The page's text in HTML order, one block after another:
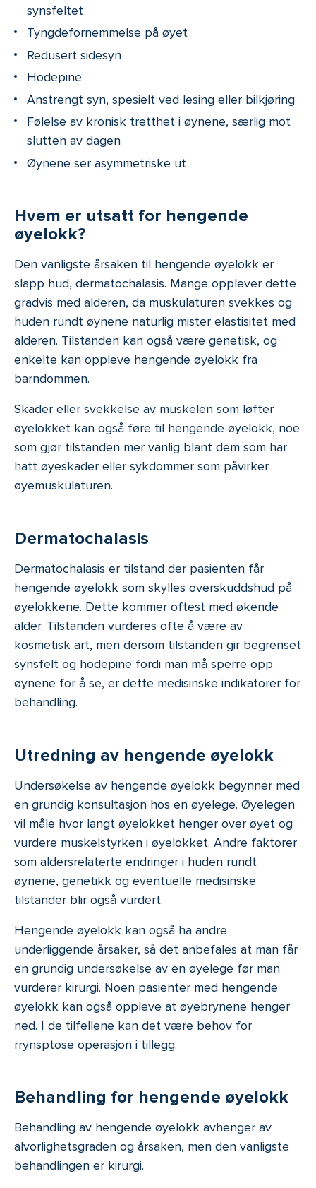
synsfeltet
Tyngdefornemmelse på øyet
Redusert sidesyn
Hodepine
Anstrengt syn, spesielt ved lesing eller bilkjøring
Følelse av kronisk tretthet i øynene, særlig mot
slutten av dagen
Øynene ser asymmetriske ut
Hvem er utsatt for hengende
øyelokk?
Den vanligste årsaken til hengende øyelokk er
slapp hud, dermatochalasis. Mange opplever dette
gradvis med alderen, da muskulaturen svekkes og
huden rundt øynene naturlig mister elastisitet med
alderen. Tilstanden kan også være genetisk, og
enkelte kan oppleve hengende øyelokk fra
barndommen.
Skader eller svekkelse av muskelen som løfter
øyelokket kan også føre til hengende øyelokk, noe
som gjør tilstanden mer vanlig blant dem som har
hatt øyeskader eller sykdommer som påvirker
øyemuskulaturen.
Dermatochalasis
Dermatochalasis er tilstand der pasienten får
hengende øyelokk som skylles overskuddshud på
øyelokkene. Dette kommer oftest med økende
alder. Tilstanden vurderes ofte å være av
kosmetisk art, men dersom tilstanden gir begrenset
synsfelt og hodepine fordi man må sperre opp
øynene for å se, er dette medisinske indikatorer for
behandling.
Utredning av hengende øyelokk
Undersøkelse av hengende øyelokk begynner med
en grundig konsultasjon hos en øyelege. Øyelegen
vil måle hvor langt øyelokket henger over øyet og
vurdere muskelstyrken i øyelokket. Andre faktorer
som aldersrelaterte endringer i huden rundt
øynene, genetikk og eventuelle medisinske
tilstander blir også vurdert.
Hengende øyelokk kan også ha andre
underliggende årsaker, så det anbefales at man får
en grundig undersøkelse av en øyelege før man
vurderer kirurgi. Noen pasienter med hengende
øyelokk kan også oppleve at øyebrynene henger
ned. I de tilfellene kan det være behov for
rrynsptose operasjon i tillegg.
Behandling for hengende øyelokk
Behandling av hengende øyelokk avhenger av
alvorlighetsgraden og årsaken, men den vanligste
behandlingen er kirurgi.